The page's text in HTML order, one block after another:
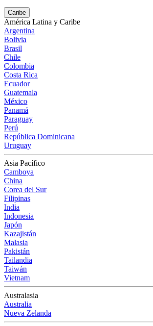
Caribe
América Latina y Caribe
Argentina
Bolivia
Brasil
Chile
Colombia
Costa Rica
Ecuador
Guatemala
México
Panamá
Paraguay
Perú
República Dominicana
Uruguay
Asia Pacífico
Camboya
China
Corea del Sur
Filipinas
India
Indonesia
Japón
Kazajistán
Malasia
Pakistán
Tailandia
Taiwán
Vietnam
Australasia
Australia
Nueva Zelanda